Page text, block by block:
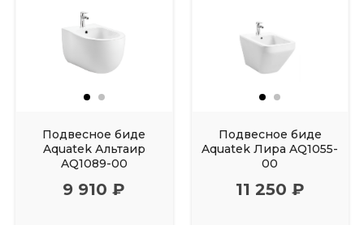
Подвесное биде
Aquatek Альтаир
AQ1089-00
9 910 ₽
Подвесное биде
Aquatek Лира AQ1055-
00
11 250 ₽